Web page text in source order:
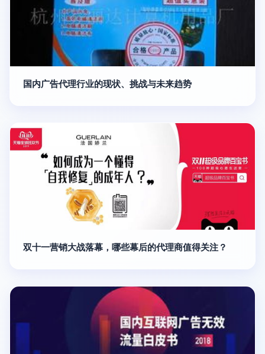
国内广告代理行业的现状、挑战与未来趋势
双十一营销大战落幕，哪些幕后的代理商值得关注？